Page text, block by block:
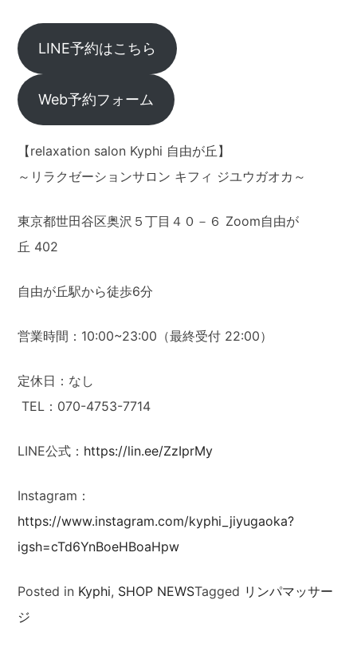
LINE予約はこちら
Web予約フォーム
【relaxation salon Kyphi 自由が丘】
～リラクゼーションサロン キフィ ジユウガオカ～
東京都世田谷区奥沢５丁目４０－６ Zoom自由が
丘 402
自由が丘駅から徒歩6分
営業時間：10:00~23:00（最終受付 22:00）
定休日：なし
TEL：070-4753-7714
LINE公式： https://lin.ee/ZzIprMy
Instagram：
https://www.instagram.com/kyphi_jiyugaoka?
igsh=cTd6YnBoeHBoaHpw
Posted in Kyphi, SHOP NEWSTagged リンパマッサー
ジ